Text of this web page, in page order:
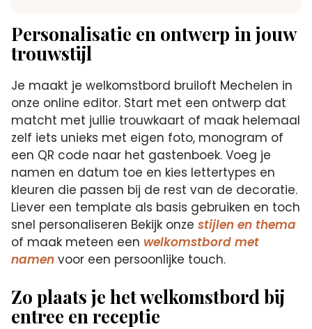
Personalisatie en ontwerp in jouw
trouwstijl
Je maakt je welkomstbord bruiloft Mechelen in
onze online editor. Start met een ontwerp dat
matcht met jullie trouwkaart of maak helemaal
zelf iets unieks met eigen foto, monogram of
een QR code naar het gastenboek. Voeg je
namen en datum toe en kies lettertypes en
kleuren die passen bij de rest van de decoratie.
Liever een template als basis gebruiken en toch
snel personaliseren Bekijk onzestijlen en thema
of maak meteen een welkomstbord met
namen voor een persoonlijke touch.
Zo plaats je het welkomstbord bij
entree en receptie